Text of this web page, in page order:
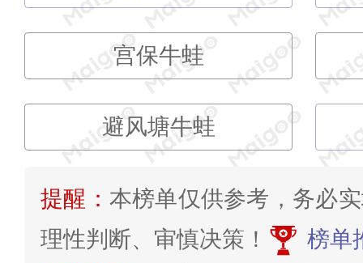
宫保牛蛙
避风塘牛蛙
提醒： 本榜单仅供参考，务必
理性判断、审慎决策！
榜单